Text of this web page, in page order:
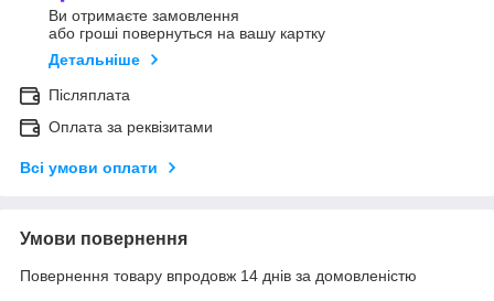
Ви отримаєте замовлення
або гроші повернуться на вашу картку
Детальніше
Післяплата
Оплата за реквізитами
Всі умови оплати
Умови повернення
Повернення товару впродовж 14 днів за домовленістю